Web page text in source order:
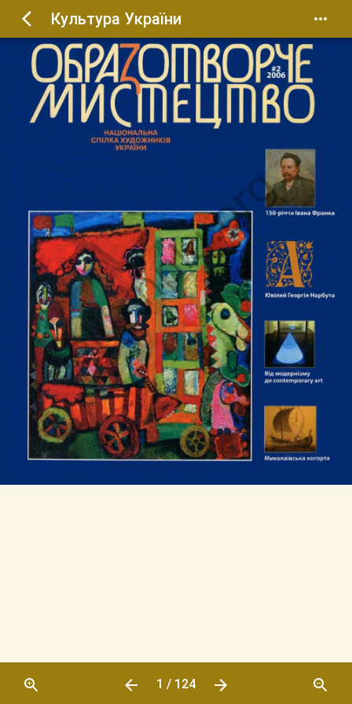
Культура України
1 / 124